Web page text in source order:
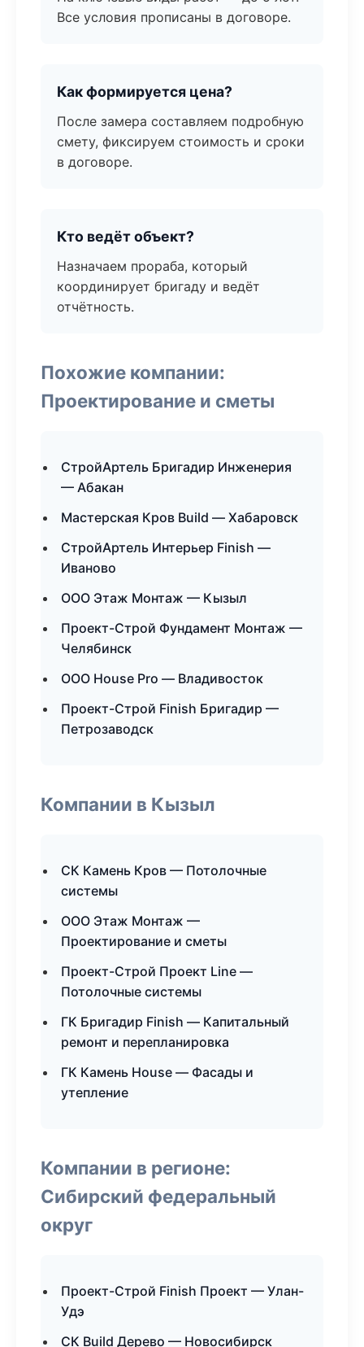
Все условия прописаны в договоре.
Как формируется цена?
После замера составляем подробную
смету, фиксируем стоимость и сроки
в договоре.
Кто ведёт объект?
Назначаем прораба, который
координирует бригаду и ведёт
отчётность.
Похожие компании:
Проектирование и сметы
СтройАртель Бригадир Инженерия
— Абакан
Мастерская Кров Build — Хабаровск
СтройАртель Интерьер Finish —
Иваново
ООО Этаж Монтаж — Кызыл
Проект-Строй Фундамент Монтаж —
Челябинск
ООО House Pro — Владивосток
Проект-Строй Finish Бригадир —
Петрозаводск
Компании в Кызыл
СК Камень Кров — Потолочные
системы
ООО Этаж Монтаж —
Проектирование и сметы
Проект-Строй Проект Line —
Потолочные системы
ГК Бригадир Finish — Капитальный
ремонт и перепланировка
ГК Камень House — Фасады и
утепление
Компании в регионе:
Сибирский федеральный
округ
Проект-Строй Finish Проект — Улан-
Удэ
СК Build Дерево — Новосибирск